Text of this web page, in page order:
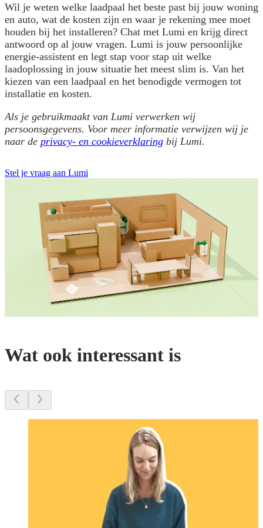
Wil je weten welke laadpaal het beste past bij jouw woning
en auto, wat de kosten zijn en waar je rekening mee moet
houden bij het installeren? Chat met Lumi en krijg direct
antwoord op al jouw vragen. Lumi is jouw persoonlijke
energie-assistent en legt stap voor stap uit welke
laadoplossing in jouw situatie het meest slim is. Van het
kiezen van een laadpaal en het benodigde vermogen tot
installatie en kosten.
Als je gebruikmaakt van Lumi verwerken wij
persoonsgegevens. Voor meer informatie verwijzen wij je
naar de privacy- en cookieverklaring bij Lumi.
Stel je vraag aan Lumi
Wat ook interessant is